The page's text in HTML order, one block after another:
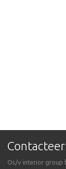
Os/v interior group